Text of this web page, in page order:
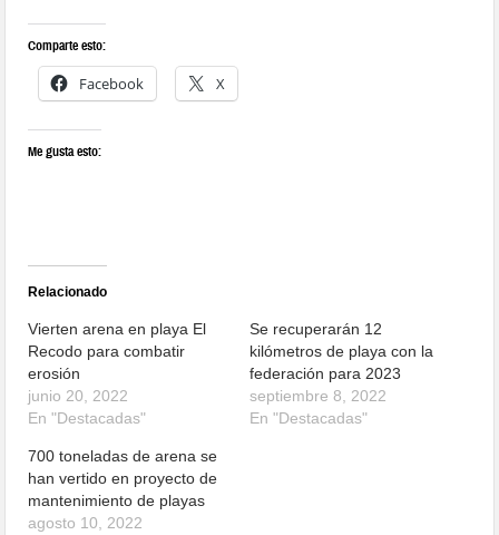
Comparte esto:
Facebook X
Me gusta esto:
Relacionado
Vierten arena en playa El
Recodo para combatir
erosión
junio 20, 2022
En "Destacadas"
Se recuperarán 12
kilómetros de playa con la
federación para 2023
septiembre 8, 2022
En "Destacadas"
700 toneladas de arena se
han vertido en proyecto de
mantenimiento de playas
agosto 10, 2022